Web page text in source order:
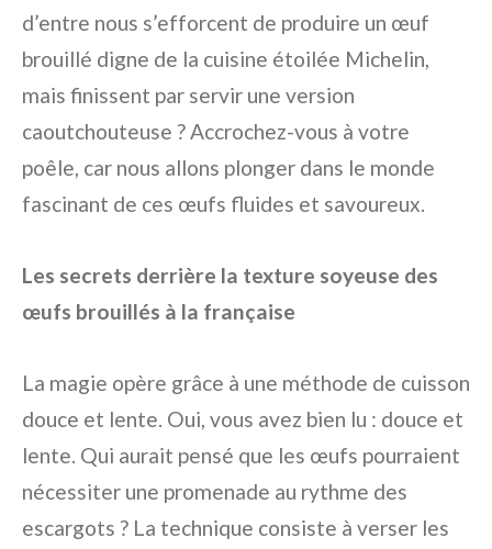
d’entre nous s’efforcent de produire un œuf
brouillé digne de la cuisine étoilée Michelin,
mais finissent par servir une version
caoutchouteuse ? Accrochez-vous à votre
poêle, car nous allons plonger dans le monde
fascinant de ces œufs fluides et savoureux.
Les secrets derrière la texture soyeuse des
œufs brouillés à la française
La magie opère grâce à une méthode de cuisson
douce et lente. Oui, vous avez bien lu : douce et
lente. Qui aurait pensé que les œufs pourraient
nécessiter une promenade au rythme des
escargots ? La technique consiste à verser les